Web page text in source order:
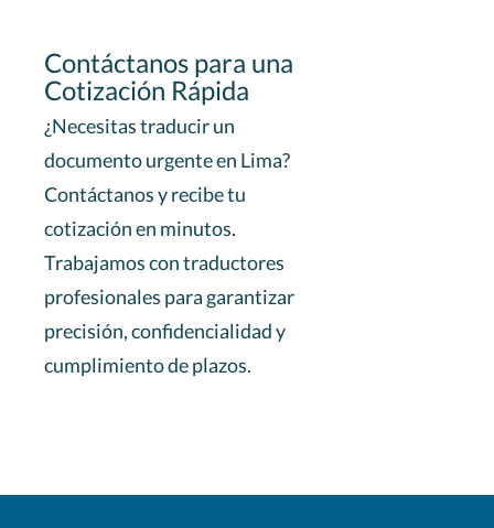
Contáctanos para una
Cotización Rápida
¿Necesitas traducir un
documento urgente en Lima?
Contáctanos y recibe tu
cotización en minutos.
Trabajamos con traductores
profesionales para garantizar
precisión, confidencialidad y
cumplimiento de plazos.